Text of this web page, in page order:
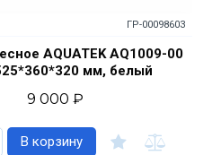
ГР-00098603
AQUATEK AQ1009-00
мм, белый
9 000 ₽
В корзину